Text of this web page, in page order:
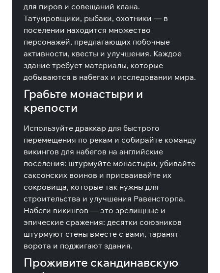
для пиров и совещаний клана.
Татуировщики, рыбаки, охотники — в
поселении находится множество
персонажей, предлагающих побочные
активности, квесты и улучшения. Каждое
здание требует материалы, которые
добываются в набегах и исследовании мира.
Грабьте монастыри и
крепости
Используйте драккар для быстрого
перемещения по рекам и собирайте команду
викингов для набегов на английские
поселения: штурмуйте монастыри, убивайте
саксонских воинов и присваивайте их
сокровища, которые так нужны для
строительства и улучшения Равенсторпа.
Набеги викингов — это зрелищные и
эпические сражения: десятки союзников
штурмуют стены вместе с вами, таранят
ворота и поджигают здания.
Проживите скандинавскую